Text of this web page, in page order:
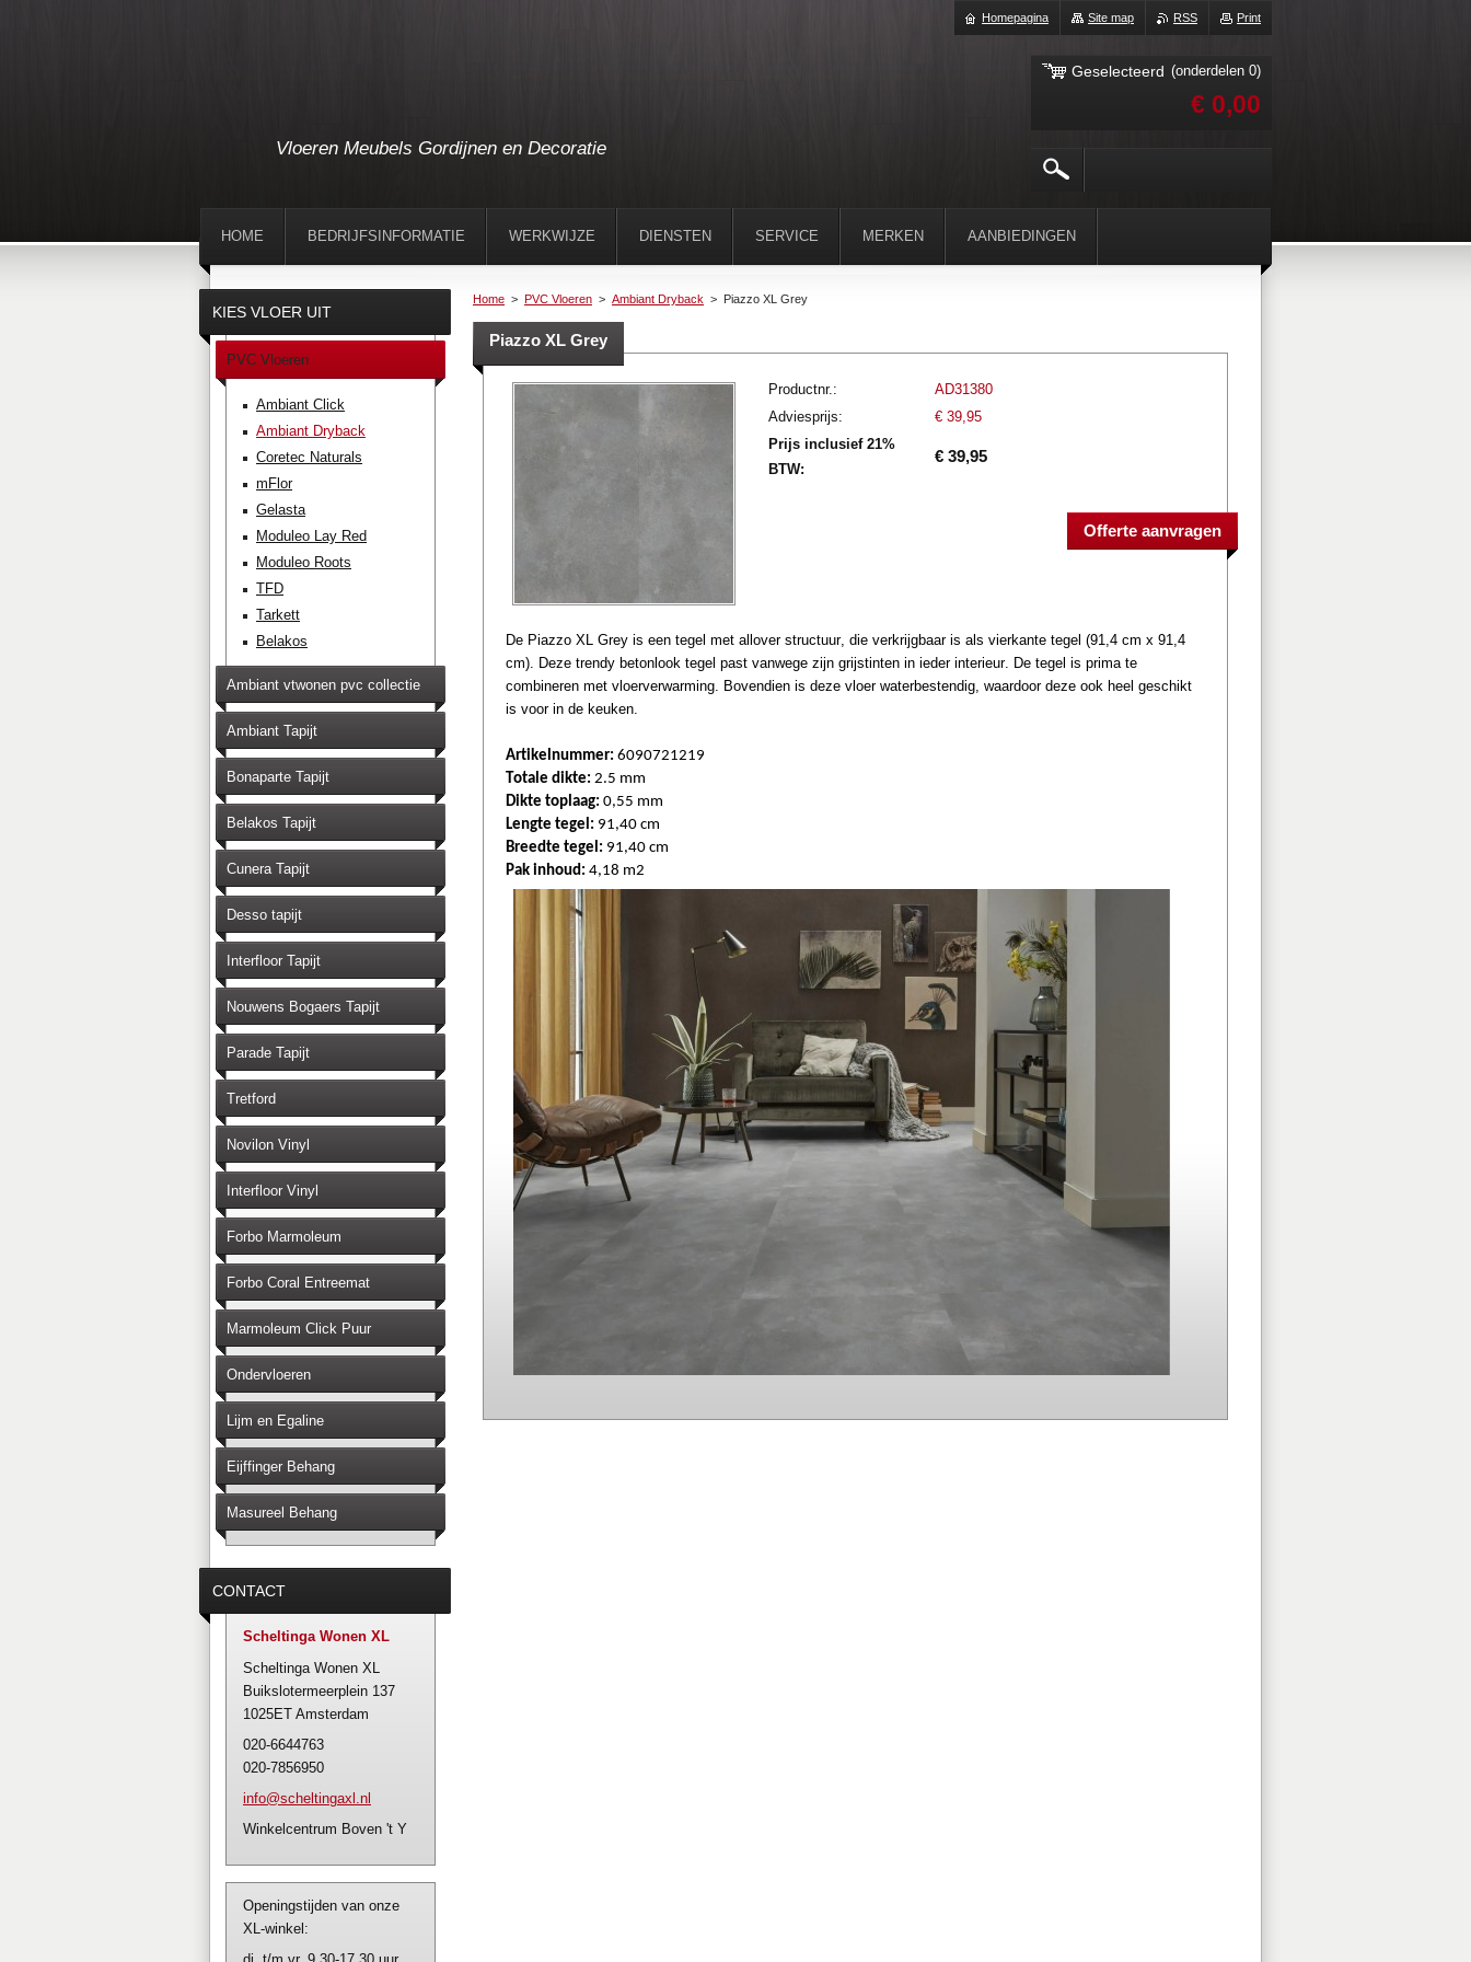
Vloeren Meubels Gordijnen en Decoratie
Home > PVC Vloeren > Ambiant Dryback > Piazzo XL Grey
Piazzo XL Grey
Productnr.:
AD31380
Adviesprijs:
€ 39,95
Prijs inclusief 21%
BTW:
€ 39,95
De Piazzo XL Grey is een tegel met allover structuur, die verkrijgbaar is als vierkante tegel (91,4 cm x 91,4
cm). Deze trendy betonlook tegel past vanwege zijn grijstinten in ieder interieur. De tegel is prima te
combineren met vloerverwarming. Bovendien is deze vloer waterbestendig, waardoor deze ook heel geschikt
is voor in de keuken.
Artikelnummer: 6090721219
Totale dikte: 2.5 mm
Dikte toplaag: 0,55 mm
Lengte tegel: 91,40 cm
Breedte tegel: 91,40 cm
Pak inhoud: 4,18 m2
KIES VLOER UIT
PVC Vloeren
Ambiant Click
Ambiant Dryback
Coretec Naturals
mFlor
Gelasta
Moduleo Lay Red
Moduleo Roots
TFD
Tarkett
Belakos
Ambiant vtwonen pvc collectie
Ambiant Tapijt
Bonaparte Tapijt
Belakos Tapijt
Cunera Tapijt
Desso tapijt
Interfloor Tapijt
Nouwens Bogaers Tapijt
Parade Tapijt
Tretford
Novilon Vinyl
Interfloor Vinyl
Forbo Marmoleum
Forbo Coral Entreemat
Marmoleum Click Puur
Ondervloeren
Lijm en Egaline
Eijffinger Behang
Masureel Behang
CONTACT
Scheltinga Wonen XL
Scheltinga Wonen XL
Buikslotermeerplein 137
1025ET Amsterdam
020-6644763
020-7856950
info@scheltingax l.nl
Winkelcentrum Boven 't Y
Openingstijden van onze
XL-winkel:
HOME BEDRIJFSINFORMATIE WERKWIJZE DIENSTEN SERVICE MERKEN AANBIEDINGEN
Print
RSS
Site map
Homepagina
Geselecteerd (onderdelen 0)
€ 0,00